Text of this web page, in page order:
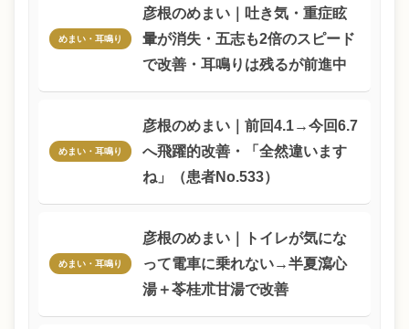
めまい・耳鳴り
彦根のめまい｜吐き気・重症眩
暈が消失・五志も2倍のスピード
で改善・耳鳴りは残るが前進中
めまい・耳鳴り
彦根のめまい｜前回4.1→今回6.7
へ飛躍的改善・「全然違います
ね」（患者No.533）
めまい・耳鳴り
彦根のめまい｜トイレが気にな
って電車に乗れない→半夏瀉心
湯＋苓桂朮甘湯で改善